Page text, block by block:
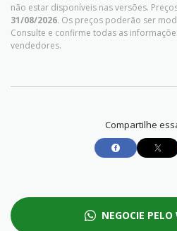
não estar disponíveis nas versões.
31/08/2026. Os preços poderão ser
Consulte e confirme todas as
vendedores.
Compartilhe
NEGOCIE